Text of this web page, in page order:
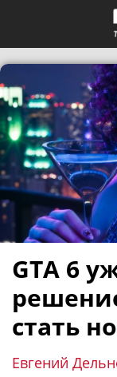
GTA 6
стать
Евгений